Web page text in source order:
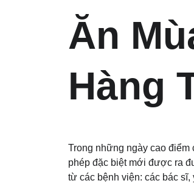
Ăn
Hàng
Trong những ngày cao
phép đặc biệt mới được ra
từ các bệnh viện: các bác